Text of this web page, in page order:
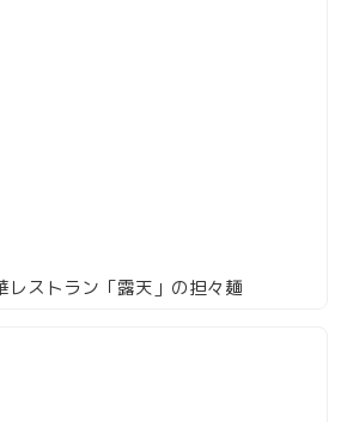
レストラン「露天」の担々麺